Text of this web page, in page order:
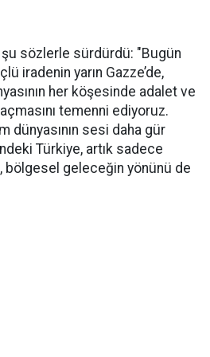
şu sözlerle sürdürdü: "Bugün
iradenin yarın Gazze’de,
her köşesinde adalet ve
temenni ediyoruz.
dünyasının sesi daha gür
Türkiye, artık sadece
bölgesel geleceğin yönünü de